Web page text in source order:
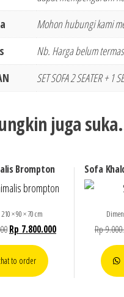
Mohon hubungi kami
Nb. Harga belum
SET SOFA 2 SEATER + 1
juga
Brompton
× 90 × 70 cm
Rp 7.800.000
to order
Sofa
Rp